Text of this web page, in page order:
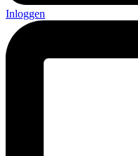
Inloggen